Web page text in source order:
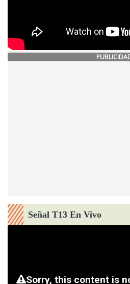
Señal T13 En Vivo